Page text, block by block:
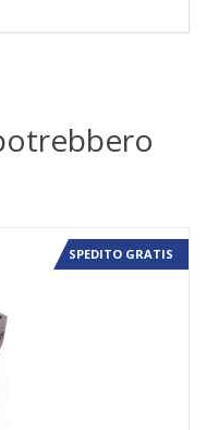
SPEDITO GRATIS